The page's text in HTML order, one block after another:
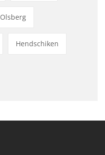
Olsberg
Hendschiken